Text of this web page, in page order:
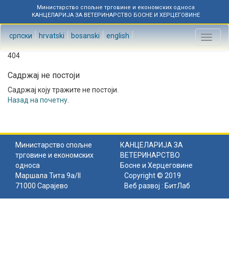
Министарство спољне трговине и економских односа
КАНЦЕЛАРИЈА ЗА ВЕТЕРИНАРСТВО БОСНЕ И ХЕРЦЕГОВИНЕ
српски hrvatski bosanski english
Toggle
404
Садржај не постоји
Садржај коју тражите не постоји.
Назад на почетну
Министарство спољне
трговине и економских
односа
КАНЦЕЛАРИЈА ЗА
ВЕТЕРИНАРСТВО
Босне и Херцеговине
Маршала Тита 9а/II
71000 Сарајево
Copyright © 2019
Веб развој : БитЛаб